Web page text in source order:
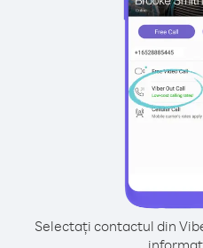
Selectați contactul din